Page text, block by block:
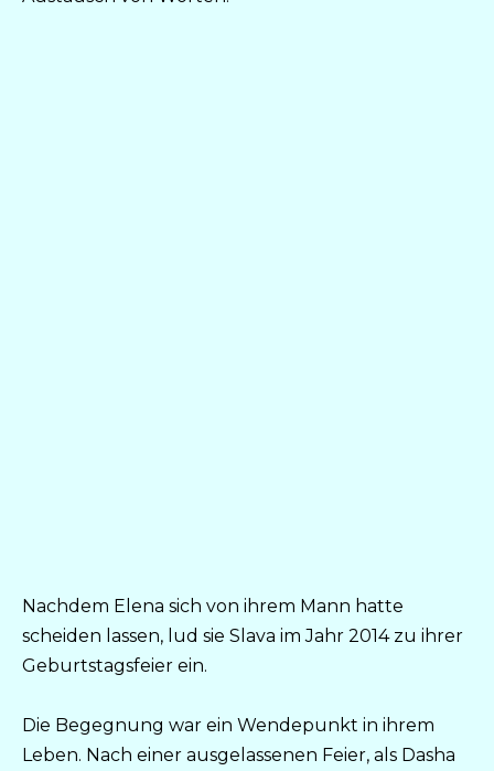
Nachdem Elena sich von ihrem Mann hatte
scheiden lassen, lud sie Slava im Jahr 2014 zu ihrer
Geburtstagsfeier ein.
Die Begegnung war ein Wendepunkt in ihrem
Leben. Nach einer ausgelassenen Feier, als Dasha